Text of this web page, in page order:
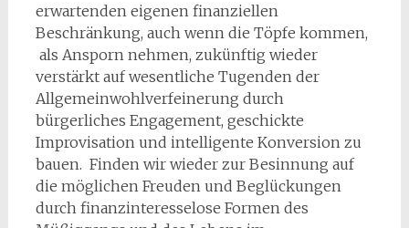
erwartenden eigenen finanziellen
Beschränkung, auch wenn die Töpfe kommen,
als Ansporn nehmen, zukünftig wieder
verstärkt auf wesentliche Tugenden der
Allgemeinwohlverfeinerung durch
bürgerliches Engagement, geschickte
Improvisation und intelligente Konversion zu
bauen. Finden wir wieder zur Besinnung auf
die möglichen Freuden und Beglückungen
durch finanzinteresselose Formen des